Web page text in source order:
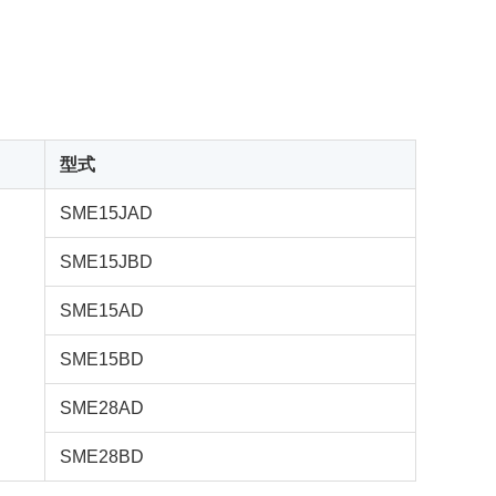
型式
SME15JAD
SME15JBD
SME15AD
SME15BD
SME28AD
SME28BD